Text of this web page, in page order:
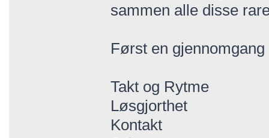
sammen alle disse
Først en
Takt og Rytme
Løsgjorthet
Kontakt